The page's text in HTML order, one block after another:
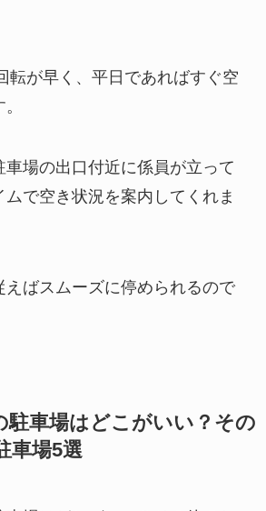
転が早く、平日であればすぐ空
場の出口付近に係員が立って
で空き状況を案内してくれま
えばスムーズに停められるので
駐車場はどこがいい？その
車場5選